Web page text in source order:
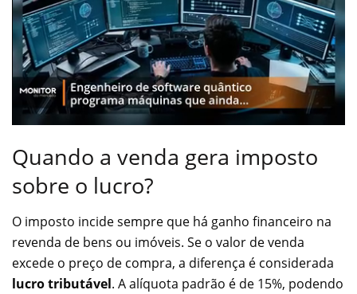
Quando a venda gera imposto
sobre o lucro?
O imposto incide sempre que há ganho financeiro na
revenda de bens ou imóveis. Se o valor de venda
excede o preço de compra, a diferença é considerada
lucro tributável. A alíquota padrão é de 15%, podendo